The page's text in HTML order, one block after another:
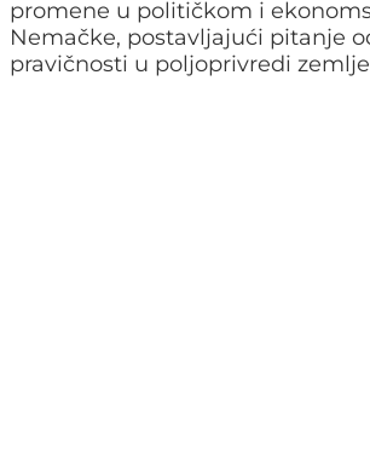
promene u političkom i
Nemačke, postavljajući pitanje
pravičnosti u poljoprivredi